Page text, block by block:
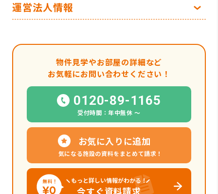
運営法人情報
物件見学やお部屋の詳細など
お気軽にお問い合わせください！
0120-89-1165
受付時間：年中無休 〜
お気に入りに追加
気になる施設の資料をまとめて請求！
もっと詳しい情報がわかる！
今すぐ資料請求